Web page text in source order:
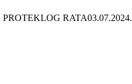
RATA03.07.2024.